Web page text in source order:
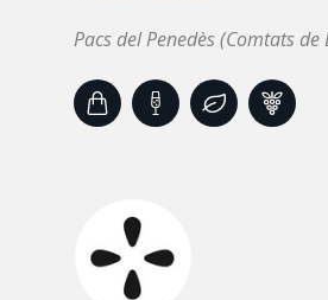
Pacs del Penedès (Comtats de